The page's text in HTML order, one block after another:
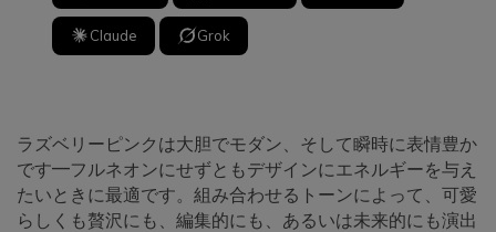
Claude Grok
ラズベリーピンクは大胆でモダン、そして瞬時に表情豊か
です―フルネオンにせずともデザインにエネルギーを与え
たいときに最適です。組み合わせるトーンによって、可愛
らしくも贅沢にも、編集的にも、あるいは未来的にも演出